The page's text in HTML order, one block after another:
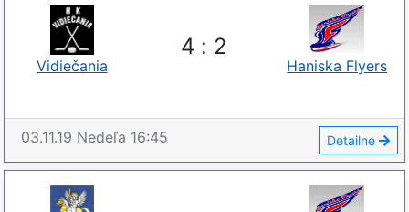
4 : 2
Vidiečania Haniska Flyers
03.11.19 Nedeľa 16:45 Detailne